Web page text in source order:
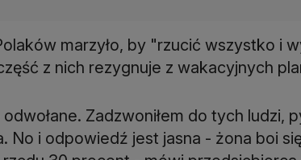
marzyło, by "rzucić wszystko i
z nich rezygnuje z wakacyjnych
Zadzwoniłem do tych ludzi,
No i odpowiedź jest jasna - żona boi